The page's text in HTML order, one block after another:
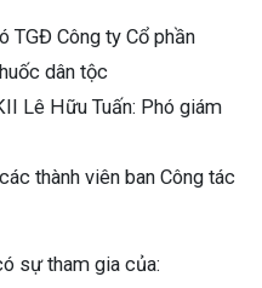
TGĐ Công ty Cổ phần
dân tộc
Lê Hữu Tuấn: Phó giám
thành viên ban Công tác
sự tham gia của: